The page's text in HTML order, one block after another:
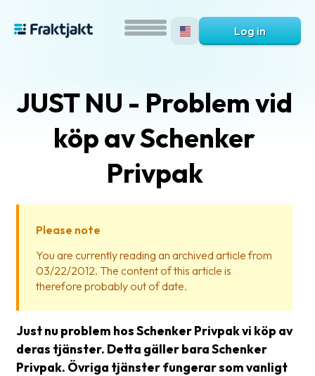
is
Help?
Glossary
Packing
Log in
JUST NU - Problem vid
köp av Schenker
Privpak
Please note
You are currently reading an archived article from
03/22/2012. The content of this article is
therefore probably out of date.
Just nu problem hos Schenker Privpak vi köp av
deras tjänster. Detta gäller bara Schenker
Privpak. Övriga tjänster fungerar som vanligt